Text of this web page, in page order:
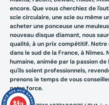
encore. Que vous cherchiez de
scie circulaire, une scie ou même
acheter une ponceuse une
nouveau disque diamant, nous
qualité, à un prix compétitif.
dans le sud de la France, à Nîmes.
humaine, animée par la passion
qu'ils soient professionnels,
prenons le temps de vous
notre force.
9.4/10